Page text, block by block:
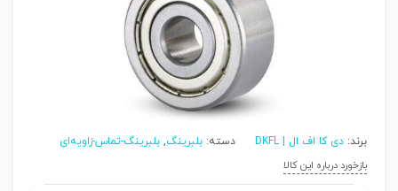
برند: دی کا اف ال | DKFL دسته: بلبرینگ, بلبرینگ-تماس-زاویه‌ای
بازخورد درباره این کالا